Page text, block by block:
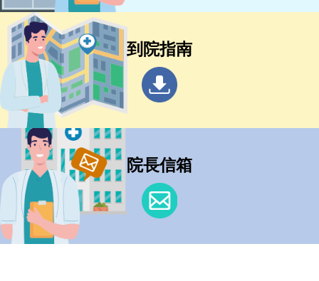
到院指南
院長信箱